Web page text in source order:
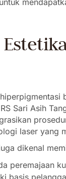
Sari Asih
laser yang
dikenal
peremajaan
basis